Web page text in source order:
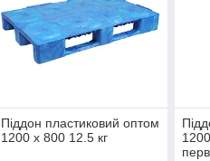
Піддон пластиковий оптом
1200 х 800 12.5 кг